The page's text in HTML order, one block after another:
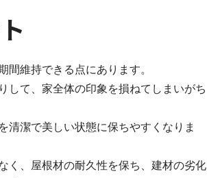
間維持できる点にあります。
して、家全体の印象を損ねてしまいがち
清潔で美しい状態に保ちやすくなりま
く、屋根材の耐久性を保ち、建材の劣化